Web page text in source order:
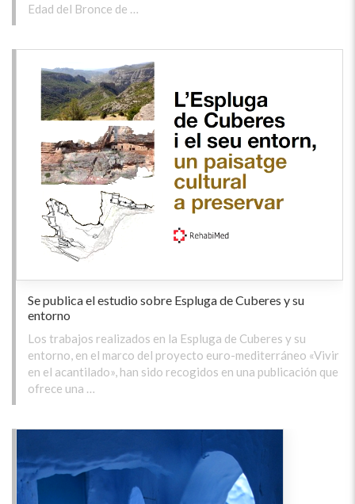
Edad del Bronce de …
Se publica el estudio sobre Espluga de Cuberes y su
entorno
Los trabajos realizados en la Espluga de Cuberes y su
entorno, en el marco del proyecto euro-mediterráneo «Vivir
en el acantilado», han sido recogidos en una publicación que
ofrece una …